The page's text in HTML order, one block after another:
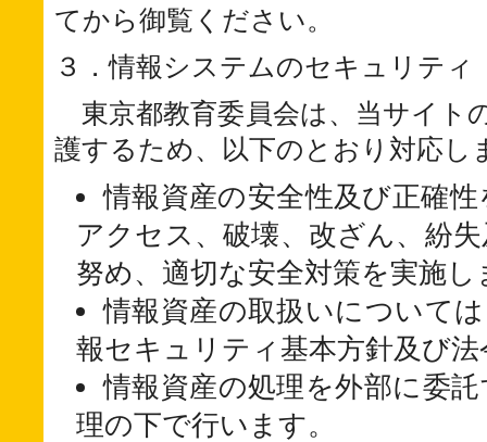
てから御覧ください。
３．情報システムのセキュリティ
東京都教育委員会は、当サイト
護するため、以下のとおり対応し
情報資産の安全性及び正確
アクセス、破壊、改ざん、紛
努め、適切な安全対策を実施し
情報資産の取扱いについて
報セキュリティ基本方針及び
情報資産の処理を外部に委
理の下で行います。